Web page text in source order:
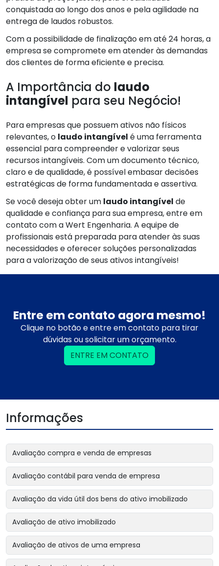
conquistada ao longo dos anos e pela agilidade na
entrega de laudos robustos.
Com a possibilidade de finalização em até 24 horas, a
empresa se compromete em atender às demandas
dos clientes de forma eficiente e precisa.
A Importância do laudo
intangível para seu Negócio!
Para empresas que possuem ativos não físicos
relevantes, o laudo intangível é uma ferramenta
essencial para compreender e valorizar seus
recursos intangíveis. Com um documento técnico,
claro e de qualidade, é possível embasar decisões
estratégicas de forma fundamentada e assertiva.
Se você deseja obter um laudo intangível de
qualidade e confiança para sua empresa, entre em
contato com a Wert Engenharia. A equipe de
profissionais está preparada para atender às suas
necessidades e oferecer soluções personalizadas
para a valorização de seus ativos intangíveis!
Entre em contato agora mesmo!
Clique no botão e entre em contato para tirar
dúvidas ou solicitar um orçamento.
ENTRE EM CONTATO
Informações
Avaliação compra e venda de empresas
Avaliação contábil para venda de empresa
Avaliação da vida útil dos bens do ativo imobilizado
Avaliação de ativo imobilizado
Avaliação de ativos de uma empresa